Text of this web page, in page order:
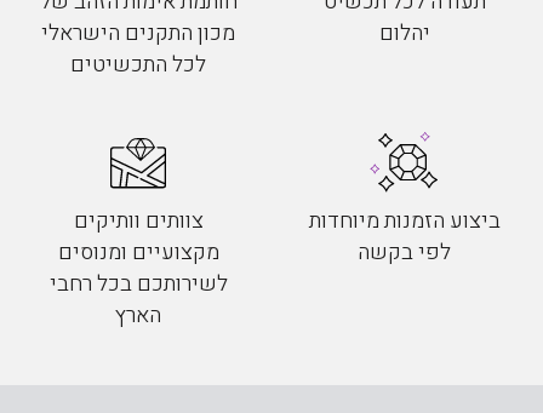
יהלום
מכון התקנים הישראלי
לכל התכשיטים
ביצוע הזמנות מיוחדות
לפי בקשה
צוותים וותיקים
מקצועיים ומנוסים
לשירותכם בכל רחבי
הארץ